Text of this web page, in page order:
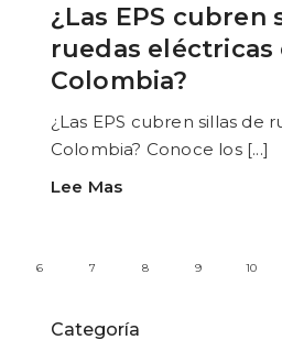
¿Las EPS cubren
ruedas eléctricas
Colombia?
¿Las EPS cubren sillas de
Colombia? Conoce los [...]
Lee Mas
6 7 8 9 10
Categoría